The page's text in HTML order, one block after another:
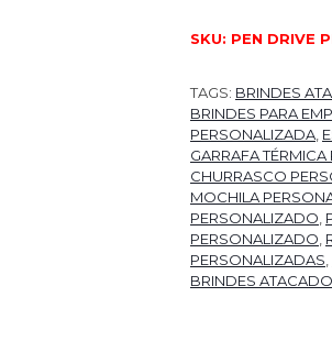
SKU: PEN DRIVE
TAGS: BRINDES
BRINDES PARA
PERSONALIZADA
GARRAFA
CHURRASCO
MOCHILA
PERSONALIZADO
PERSONALIZADO
PERSONALIZADAS
BRINDES ATACADO